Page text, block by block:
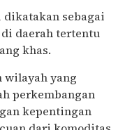
sebagai
daerah tertentu
khas.
wilayah yang
perkembangan
kepentingan